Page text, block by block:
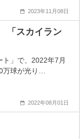
2023年11月08日
「スカイラン
」で、2022年7月
万球が光り…
2022年08月01日